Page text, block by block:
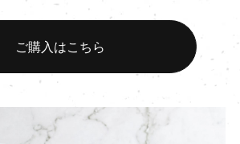
ご購入はこちら